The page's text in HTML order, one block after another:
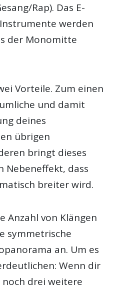
Rap). Das E-
werden
der Monomitte
Vorteile. Zum einen
und damit
deines
übrigen
bringt dieses
Nebeneffekt, dass
breiter wird.
Anzahl von Klängen
symmetrische
an. Um es
Wenn dir
noch drei weitere